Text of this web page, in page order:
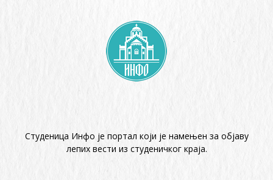
Студеница Инфо је портал који је намењен за објaву
лепих вести из студеничког краја.